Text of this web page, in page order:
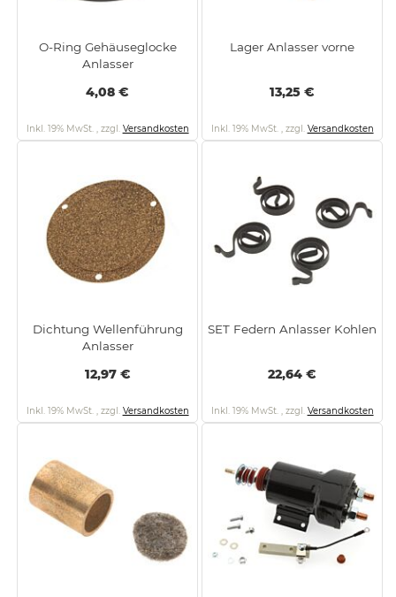
O-Ring Gehäuseglocke
Anlasser
4,08 €
Inkl. 19% MwSt. , zzgl. Versandkosten
Lager Anlasser vorne
13,25 €
Inkl. 19% MwSt. , zzgl. Versandkosten
Dichtung Wellenführung
Anlasser
12,97 €
Inkl. 19% MwSt. , zzgl. Versandkosten
SET Federn Anlasser Kohlen
22,64 €
Inkl. 19% MwSt. , zzgl. Versandkosten